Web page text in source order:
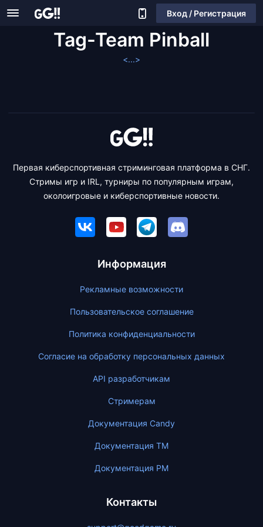
Вход / Регистрация
Tag-Team Pinball
<...>
Первая киберспортивная стриминговая платформа в СНГ.
Стримы игр и IRL, турниры по популярным играм,
околоигровые и киберспортивные новости.
Информация
Рекламные возможности
Пользовательское соглашение
Политика конфиденциальности
Согласие на обработку персональных данных
API разработчикам
Стримерам
Документация Candy
Документация ТМ
Документация PM
Контакты